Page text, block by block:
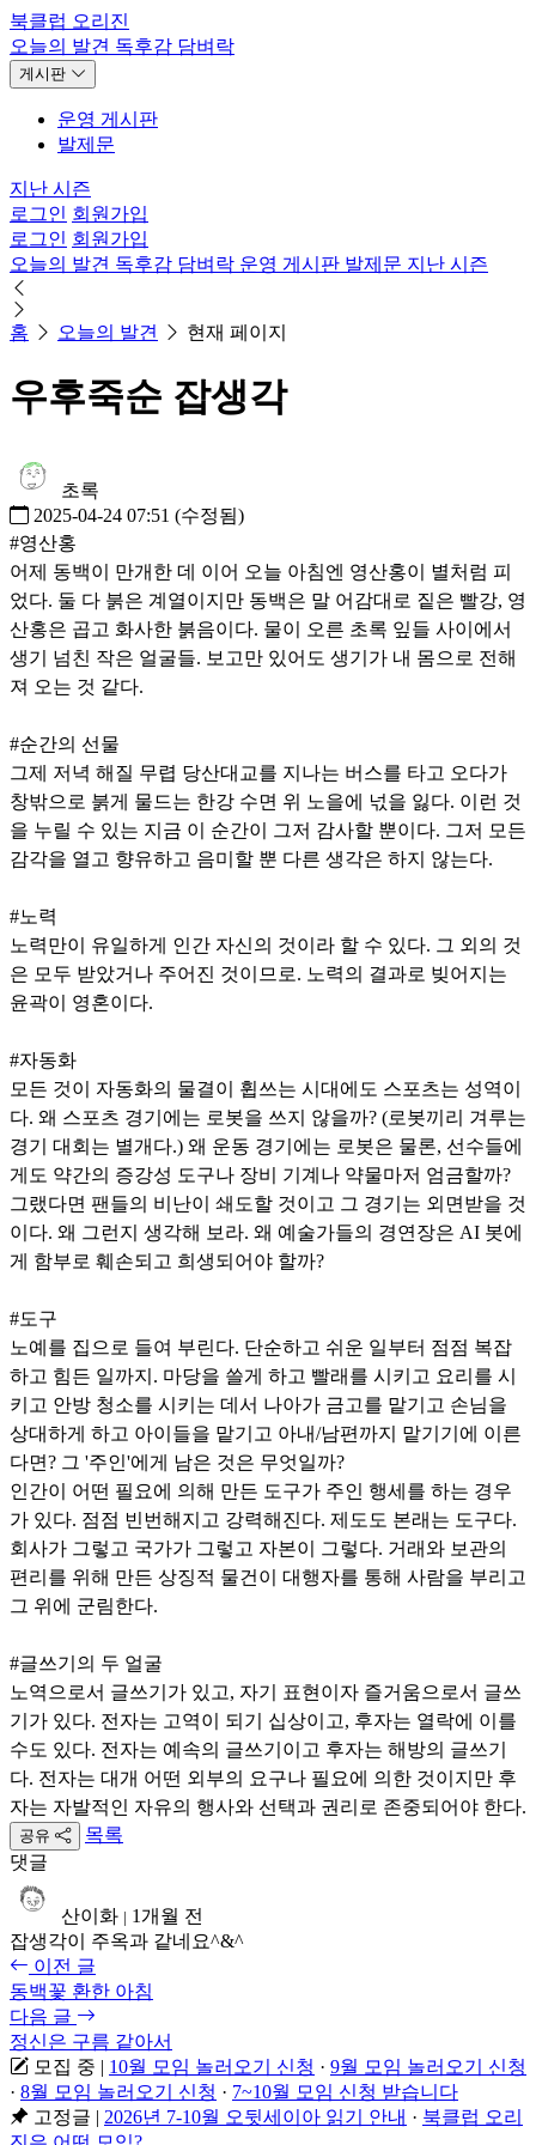
북클럽 오리진
오늘의 발견 독후감 담벼락
게시판
운영 게시판
발제문
지난 시즌
로그인 회원가입
로그인 회원가입
오늘의 발견 독후감 담벼락 운영 게시판 발제문 지난 시즌
홈 오늘의 발견 현재 페이지
우후죽순 잡생각
초록
2025-04-24 07:51 (수정됨)
#영산홍
어제 동백이 만개한 데 이어 오늘 아침엔 영산홍이 별처럼 피
었다. 둘 다 붉은 계열이지만 동백은 말 어감대로 짙은 빨강, 영
산홍은 곱고 화사한 붉음이다. 물이 오른 초록 잎들 사이에서
생기 넘친 작은 얼굴들. 보고만 있어도 생기가 내 몸으로 전해
져 오는 것 같다.
#순간의 선물
그제 저녁 해질 무렵 당산대교를 지나는 버스를 타고 오다가
창밖으로 붉게 물드는 한강 수면 위 노을에 넋을 잃다. 이런 것
을 누릴 수 있는 지금 이 순간이 그저 감사할 뿐이다. 그저 모든
감각을 열고 향유하고 음미할 뿐 다른 생각은 하지 않는다.
#노력
노력만이 유일하게 인간 자신의 것이라 할 수 있다. 그 외의 것
은 모두 받았거나 주어진 것이므로. 노력의 결과로 빚어지는
윤곽이 영혼이다.
#자동화
모든 것이 자동화의 물결이 휩쓰는 시대에도 스포츠는 성역이
다. 왜 스포츠 경기에는 로봇을 쓰지 않을까? (로봇끼리 겨루는
경기 대회는 별개다.) 왜 운동 경기에는 로봇은 물론, 선수들에
게도 약간의 증강성 도구나 장비 기계나 약물마저 엄금할까?
그랬다면 팬들의 비난이 쇄도할 것이고 그 경기는 외면받을 것
이다. 왜 그런지 생각해 보라. 왜 예술가들의 경연장은 AI 봇에
게 함부로 훼손되고 희생되어야 할까?
#도구
노예를 집으로 들여 부린다. 단순하고 쉬운 일부터 점점 복잡
하고 힘든 일까지. 마당을 쓸게 하고 빨래를 시키고 요리를 시
키고 안방 청소를 시키는 데서 나아가 금고를 맡기고 손님을
상대하게 하고 아이들을 맡기고 아내/남편까지 맡기기에 이른
다면? 그 '주인'에게 남은 것은 무엇일까?
인간이 어떤 필요에 의해 만든 도구가 주인 행세를 하는 경우
가 있다. 점점 빈번해지고 강력해진다. 제도도 본래는 도구다.
회사가 그렇고 국가가 그렇고 자본이 그렇다. 거래와 보관의
편리를 위해 만든 상징적 물건이 대행자를 통해 사람을 부리고
그 위에 군림한다.
#글쓰기의 두 얼굴
노역으로서 글쓰기가 있고, 자기 표현이자 즐거움으로서 글쓰
기가 있다. 전자는 고역이 되기 십상이고, 후자는 열락에 이를
수도 있다. 전자는 예속의 글쓰기이고 후자는 해방의 글쓰기
다. 전자는 대개 어떤 외부의 요구나 필요에 의한 것이지만 후
자는 자발적인 자유의 행사와 선택과 권리로 존중되어야 한다.
공유
목록
댓글
산이화 | 1개월 전
잡생각이 주옥과 같네요^&^
이전 글
동백꽃 환한 아침
다음 글
정신은 구름 같아서
모집 중 | 10월 모임 놀러오기 신청 · 9월 모임 놀러오기 신청
· 8월 모임 놀러오기 신청 · 7~10월 모임 신청 받습니다
고정글 | 2026년 7-10월 오뒷세이아 읽기 안내 · 북클럽 오리